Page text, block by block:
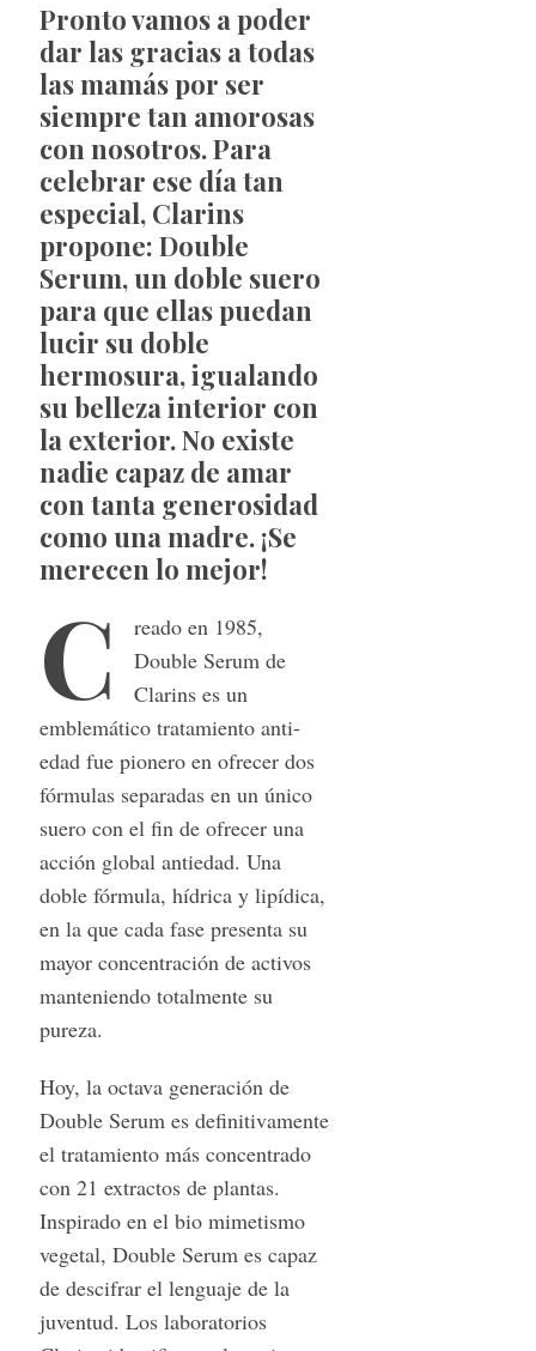
Pronto vamos a poder
dar las gracias a todas
las mamás por ser
siempre tan amorosas
con nosotros. Para
celebrar ese día tan
especial, Clarins
propone: Double
Serum, un doble suero
para que ellas puedan
lucir su doble
hermosura, igualando
su belleza interior con
la exterior. No existe
nadie capaz de amar
con tanta generosidad
como una madre. ¡Se
merecen lo mejor!
C
reado en 1985,
Double Serum de
Clarins es un
emblemático tratamiento anti-
edad fue pionero en ofrecer dos
fórmulas separadas en un único
suero con el fin de ofrecer una
acción global antiedad. Una
doble fórmula, hídrica y lipídica,
en la que cada fase presenta su
mayor concentración de activos
manteniendo totalmente su
pureza.
Hoy, la octava generación de
Double Serum es definitivamente
el tratamiento más concentrado
con 21 extractos de plantas.
Inspirado en el bio mimetismo
vegetal, Double Serum es capaz
de descifrar el lenguaje de la
juventud. Los laboratorios